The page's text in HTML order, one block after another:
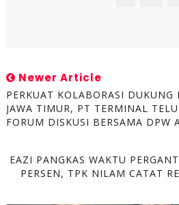
Newer Article
PERKUAT KOLABORASI DUKUNG
JAWA TIMUR, PT TERMINAL
FORUM DISKUSI BERSAMA DPW
EAZI PANGKAS WAKTU
PERSEN, TPK NILAM CATAT